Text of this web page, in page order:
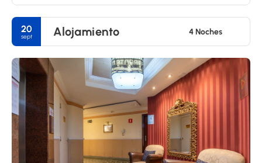
20
sept Alojamiento 4 Noches